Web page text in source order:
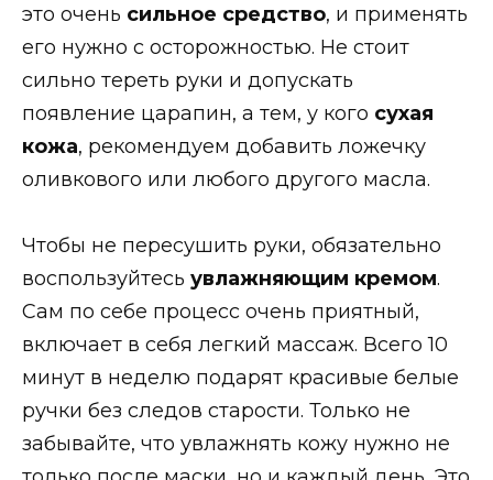
это очень сильное средство, и применять
его нужно с осторожностью. Не стоит
сильно тереть руки и допускать
появление царапин, а тем, у кого сухая
кожа, рекомендуем добавить ложечку
оливкового или любого другого масла.
Чтобы не пересушить руки, обязательно
воспользуйтесь увлажняющим кремом.
Сам по себе процесс очень приятный,
включает в себя легкий массаж. Всего 10
минут в неделю подарят красивые белые
ручки без следов старости. Только не
забывайте, что увлажнять кожу нужно не